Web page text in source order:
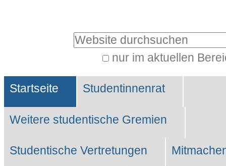
Website durchsuchen
nur im aktuellen
Suche…
Sektionen
Startseite Studentinnenrat
Weitere studentische Gremien
Studentische Vertretungen